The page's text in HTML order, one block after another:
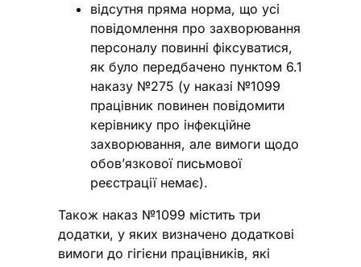
відсутня пряма норма, що усі
повідомлення про захворювання
персоналу повинні фіксуватися,
як було передбачено пунктом 6.1
наказу №275 (у наказі №1099
працівник повинен повідомити
керівнику про інфекційне
захворювання, але вимоги щодо
обов’язкової письмової
реєстрації немає).
Також наказ №1099 містить три
додатки, у яких визначено додаткові
вимоги до гігієни працівників, які